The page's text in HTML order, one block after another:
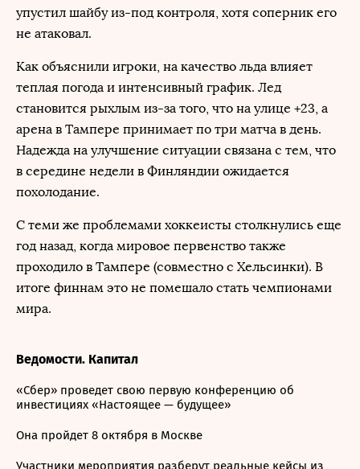
упустил шайбу из-под контроля, хотя соперник его
не атаковал.
Как объяснили игроки, на качество льда влияет
теплая погода и интенсивный график. Лед
становится рыхлым из-за того, что на улице +23, а
арена в Тампере принимает по три матча в день.
Надежда на улучшение ситуации связана с тем, что
в середине недели в Финляндии ожидается
похолодание.
С теми же проблемами хоккеисты столкнулись еще
год назад, когда мировое первенство также
проходило в Тампере (совместно с Хельсинки). В
итоге финнам это не помешало стать чемпионами
мира.
Ведомости. Капитал
«Сбер» проведет свою первую конференцию об
инвестициях «Настоящее — будущее»
Она пройдет 8 октября в Москве
Участники мероприятия разберут реальные кейсы из